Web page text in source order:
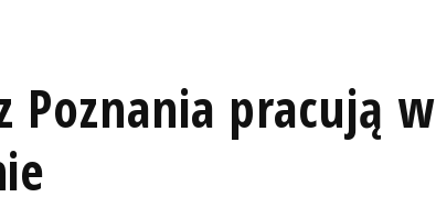
Poznania pracują w